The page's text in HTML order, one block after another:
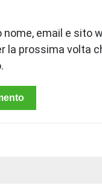
nome, email e sito
la prossima volta